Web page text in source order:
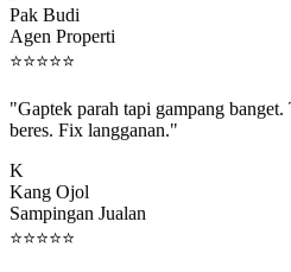
Agen Properti
⭐⭐⭐⭐ ⭐
beres. Fix langganan."
Kang Ojol
Sampingan Jualan
⭐⭐⭐⭐⭐